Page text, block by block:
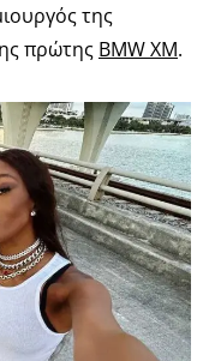
της
πρώτης BMW XM.